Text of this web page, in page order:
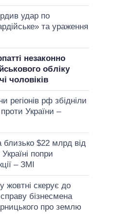
удар по
та ураження
незаконно
обліку
чоловіків
регіонів рф збідніли
України –
$22 млрд від
попри
– ЗМІ
жовтні скерує до
бізнесмена
про землю